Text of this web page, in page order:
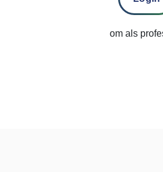
om als